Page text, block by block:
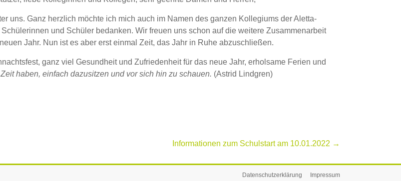
uns. Ganz herzlich möchte ich mich auch im Namen des ganzen Kollegiums der Aletta-
und Schüler bedanken. Wir freuen uns schon auf die weitere Zusammenarbeit
Jahr. Nun ist es aber erst einmal Zeit, das Jahr in Ruhe abzuschließen.
ganz viel Gesundheit und Zufriedenheit für das neue Jahr, erholsame Ferien und
haben, einfach dazusitzen und vor sich hin zu schauen. (Astrid Lindgren)
Informationen zum Schulstart am 10.01.2022 →
Datenschutzerklärung Impressum